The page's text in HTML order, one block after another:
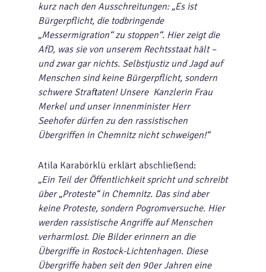
kurz nach den Ausschreitungen: „Es ist
Bürgerpflicht, die todbringende
„Messermigration“ zu stoppen“. Hier zeigt die
AfD, was sie von unserem Rechtsstaat hält –
und zwar gar nichts. Selbstjustiz und Jagd auf
Menschen sind keine Bürgerpflicht, sondern
schwere Straftaten! Unsere Kanzlerin Frau
Merkel und unser Innenminister Herr
Seehofer dürfen zu den rassistischen
Übergriffen in Chemnitz nicht schweigen!“
Atila Karabörklü erklärt abschließend:
„Ein Teil der Öffentlichkeit spricht und schreibt
über „Proteste“ in Chemnitz. Das sind aber
keine Proteste, sondern Pogromversuche. Hier
werden rassistische Angriffe auf Menschen
verharmlost. Die Bilder erinnern an die
Übergriffe in Rostock-Lichtenhagen. Diese
Übergriffe haben seit den 90er Jahren eine